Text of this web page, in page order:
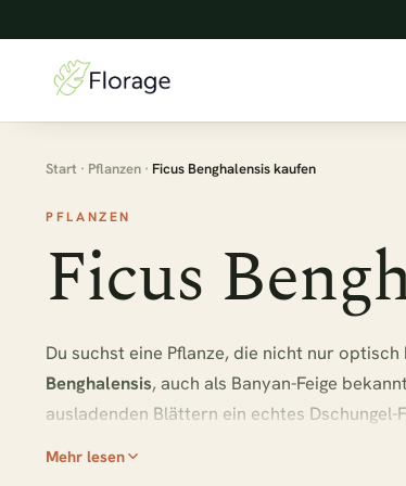
Start · Pflanzen · Ficus Benghalensis kaufen
PFLANZEN
Ficus
Du suchst eine Pflanze, die nicht nur
Benghalensis, auch als Banyan-Feige
ausladenden Blättern ein echtes Dschungel-
Mehr lesen